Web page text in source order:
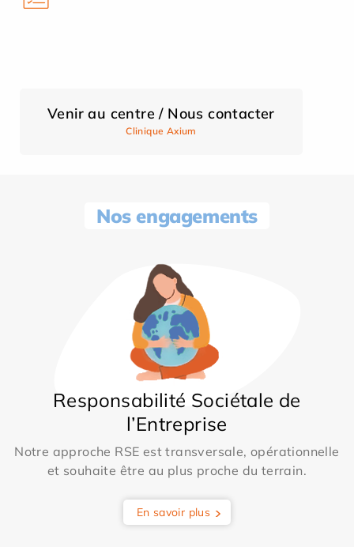
Venir au centre / Nous contacter
Clinique Axium
Nos engagements
Responsabilité Sociétale de
l’Entreprise
Notre approche RSE est transversale, opérationnelle
et souhaite être au plus proche du terrain.
En savoir plus